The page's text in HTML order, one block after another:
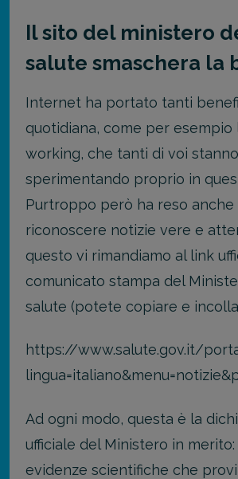
Il sito del ministero
salute smaschera la
Internet ha portato tanti
quotidiana, come per esempio
working, che tanti di voi stanno
sperimentando proprio in
Purtroppo però ha reso anche
riconoscere notizie vere e
questo vi rimandiamo al link
comunicato stampa del
salute (potete copiare e
https://www.salute.gov.it/
Ad ogni modo, questa è la
ufficiale del Ministero in merito:
evidenze scientifiche che